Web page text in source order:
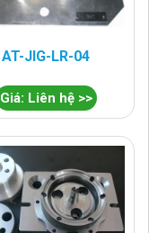
AT-JIG-LR-04
Giá: Liên hệ >>